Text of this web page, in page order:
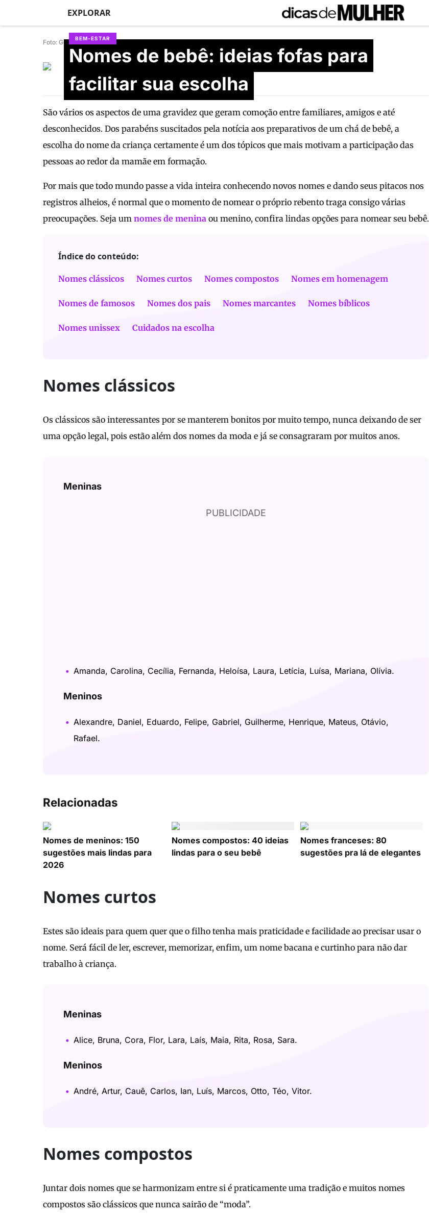
EXPLORAR
BEM-ESTAR
Nomes de bebê: ideias fofas para
facilitar sua escolha
Foto: Getty Images
Gabriela Petrucci
São vários os aspectos de uma gravidez que geram comoção entre familiares, amigos e até
desconhecidos. Dos parabéns suscitados pela notícia aos preparativos de um chá de bebê, a
escolha do nome da criança certamente é um dos tópicos que mais motivam a participação das
pessoas ao redor da mamãe em formação.
Por mais que todo mundo passe a vida inteira conhecendo novos nomes e dando seus pitacos nos
registros alheios, é normal que o momento de nomear o próprio rebento traga consigo várias
preocupações. Seja um nomes de menina ou menino, confira lindas opções para nomear seu bebê.
Índice do conteúdo:
Nomes clássicos Nomes curtos Nomes compostos Nomes em homenagem
Nomes de famosos Nomes dos pais Nomes marcantes Nomes bíblicos
Nomes unissex Cuidados na escolha
Nomes clássicos
Os clássicos são interessantes por se manterem bonitos por muito tempo, nunca deixando de ser
uma opção legal, pois estão além dos nomes da moda e já se consagraram por muitos anos.
Meninas
PUBLICIDADE
Amanda, Carolina, Cecília, Fernanda, Heloísa, Laura, Letícia, Luísa, Mariana, Olívia.
Meninos
Alexandre, Daniel, Eduardo, Felipe, Gabriel, Guilherme, Henrique, Mateus, Otávio,
Rafael.
Relacionadas
Nomes de meninos: 150
sugestões mais lindas para
2026
Nomes compostos: 40 ideias
lindas para o seu bebê
Nomes franceses: 80
sugestões pra lá de elegantes
Nomes curtos
Estes são ideais para quem quer que o filho tenha mais praticidade e facilidade ao precisar usar o
nome. Será fácil de ler, escrever, memorizar, enfim, um nome bacana e curtinho para não dar
trabalho à criança.
Meninas
Alice, Bruna, Cora, Flor, Lara, Laís, Maia, Rita, Rosa, Sara.
Meninos
André, Artur, Cauê, Carlos, Ian, Luís, Marcos, Otto, Téo, Vitor.
Nomes compostos
Juntar dois nomes que se harmonizam entre si é praticamente uma tradição e muitos nomes
compostos são clássicos que nunca sairão de “moda”.